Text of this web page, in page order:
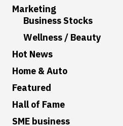
Marketing
Business Stocks
Wellness / Beauty
Hot News
Home & Auto
Featured
Hall of Fame
SME business